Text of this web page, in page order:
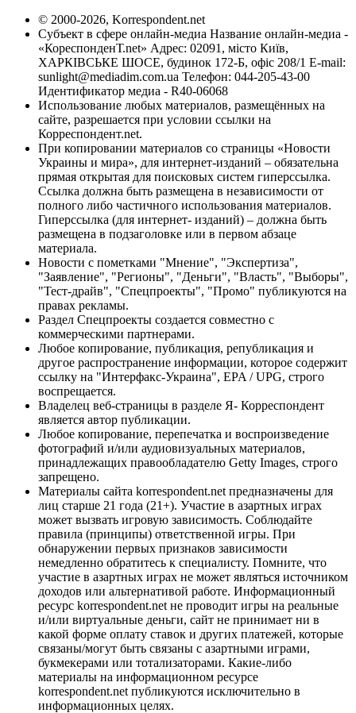
© 2000-2026, Korrespondent.net
Субъект в сфере онлайн-медиа Название онлайн-медиа -
«КореспонденТ.net» Адрес: 02091, місто Київ,
ХАРКІВСЬКЕ ШОСЕ, будинок 172-Б, офіс 208/1 E-mail:
sunlight@mediadim.com.ua Телефон: 044-205-43-00
Идентификатор медиа - R40-06068
Использование любых материалов, размещённых на
сайте, разрешается при условии ссылки на
Корреспондент.net.
При копировании материалов со страницы «Новости
Украины и мира», для интернет-изданий – обязательна
прямая открытая для поисковых систем гиперссылка.
Ссылка должна быть размещена в независимости от
полного либо частичного использования материалов.
Гиперссылка (для интернет- изданий) – должна быть
размещена в подзаголовке или в первом абзаце
материала.
Новости с пометками "Мнение", "Экспертиза",
"Заявление", "Регионы", "Деньги", "Власть", "Выборы",
"Тест-драйв", "Спецпроекты", "Промо" публикуются на
правах рекламы.
Раздел Спецпроекты создается совместно с
коммерческими партнерами.
Любое копирование, публикация, републикация и
другое распространение информации, которое содержит
ссылку на "Интерфакс-Украина", EPA / UPG, строго
воспрещается.
Владелец веб-страницы в разделе Я- Корреспондент
является автор публикации.
Любое копирование, перепечатка и воспроизведение
фотографий и/или аудиовизуальных материалов,
принадлежащих правообладателю Getty Images, строго
запрещено.
Материалы сайта korrespondent.net предназначены для
лиц старше 21 года (21+). Участие в азартных играх
может вызвать игровую зависимость. Соблюдайте
правила (принципы) ответственной игры. При
обнаружении первых признаков зависимости
немедленно обратитесь к специалисту. Помните, что
участие в азартных играх не может являться источником
доходов или альтернативой работе. Информационный
ресурс korrespondent.net не проводит игры на реальные
и/или виртуальные деньги, сайт не принимает ни в
какой форме оплату ставок и других платежей, которые
связаны/могут быть связаны с азартными играми,
букмекерами или тотализаторами. Какие-либо
материалы на информационном ресурсе
korrespondent.net публикуются исключительно в
информационных целях.